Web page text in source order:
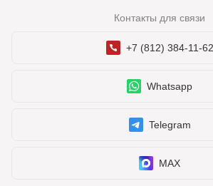
Контакты для связи
+7 (812) 384-11-62
Whatsapp
Telegram
MAX